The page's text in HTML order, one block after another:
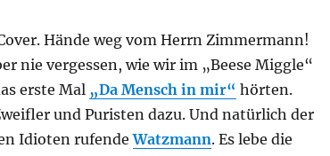
Hände weg vom Herrn Zimmermann!
nie vergessen, wie wir im „Beese Miggle“
erste Mal „Da Mensch in mir“ hörten.
und Puristen dazu. Und natürlich der
Idioten rufendeWatzmann. Es lebe die